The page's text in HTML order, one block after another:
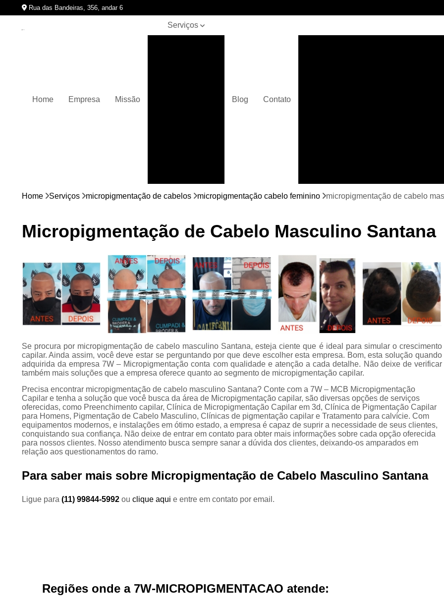
Rua das Bandeiras, 356, andar 6
Home Empresa Missão
Serviços
Preenchimento
Tratamento para
calvície
Blog Contato
Curso de
Curso de
Curso de Micropigmentação Santo
Curso
Curso Presencial
Cursos de
Cursos de Micropigmentação de
Micropigmentação Capilar com
Micropigmentação Capilar em
Micropigmentação Capilar nas
Micropigmentação Capilar para
Micropigmentação Cabelo
Micropigmentação Cabelo
Micropigmentação Capilar Cabelo
Home Serviços micropigmentação de cabelos micropigmentação cabelo feminino micropigmentação de cabelo
Micropigmentação de Cabelo Masculino Santana
Se procura por micropigmentação de cabelo masculino Santana, esteja ciente que é ideal para simular o crescimento
capilar. Ainda assim, você deve estar se perguntando por que deve escolher esta empresa. Bom, esta solução quando
adquirida da empresa 7W – Micropigmentação conta com qualidade e atenção a cada detalhe. Não deixe de verificar
também mais soluções que a empresa oferece quanto ao segmento de micropigmentação capilar.
Precisa encontrar micropigmentação de cabelo masculino Santana? Conte com a 7W – MCB Micropigmentação
Capilar e tenha a solução que você busca da área de Micropigmentação capilar, são diversas opções de serviços
oferecidas, como Preenchimento capilar, Clínica de Micropigmentação Capilar em 3d, Clínica de Pigmentação Capilar
para Homens, Pigmentação de Cabelo Masculino, Clínicas de pigmentação capilar e Tratamento para calvície. Com
equipamentos modernos, e instalações em ótimo estado, a empresa é capaz de suprir a necessidade de seus clientes,
conquistando sua confiança. Não deixe de entrar em contato para obter mais informações sobre cada opção oferecida
para nossos clientes. Nosso atendimento busca sempre sanar a dúvida dos clientes, deixando-os amparados em
relação aos questionamentos do ramo.
Para saber mais sobre Micropigmentação de Cabelo Masculino Santana
Ligue para (11) 99844-5992 ou clique aqui e entre em contato por email.
Regiões onde a 7W-MICROPIGMENTACAO atende: